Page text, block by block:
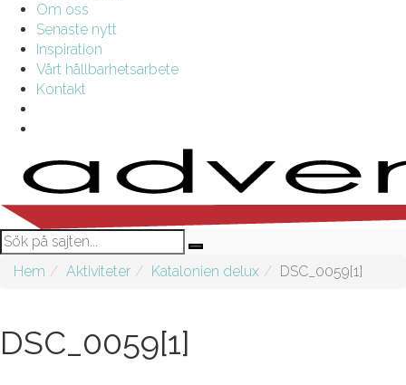
Om oss
Senaste nytt
Inspiration
Vårt hållbarhetsarbete
Kontakt
Hem Aktiviteter Katalonien delux DSC_0059[1]
DSC_0059[1]